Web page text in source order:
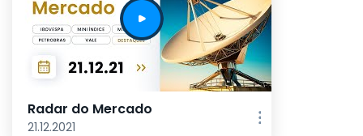
Radar do Mercado
21.12.2021